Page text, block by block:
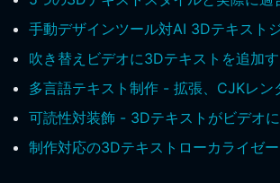
手動デザインツール対AI 3Dテキスト
吹き替えビデオに3Dテキストを追加
多言語テキスト制作 - 拡張、CJKレ
可読性対装飾 - 3Dテキストがビデオ
制作対応の3Dテキストローカライゼ